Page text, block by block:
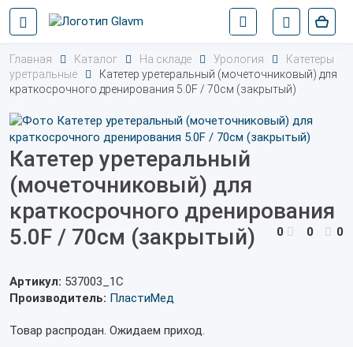
Главная Каталог На складе Урология
Катетеры
уретральные
Катетер уретеральный (мочеточниковый) для
краткосрочного дренирования 5.0F / 70см (закрытый)
Катетер уретеральный
(мочеточниковый) для
краткосрочного дренирования
5.0F / 70см (закрытый)
0 0 0
Артикул: 537003_1С
Производитель: ПластиМед
Товар распродан. Ожидаем приход.